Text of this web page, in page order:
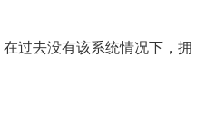
过去没有该系统情况下，拥